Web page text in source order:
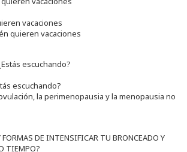
vacaciones
quieren vacaciones
escuchando?
la perimenopausia y la menopausia no